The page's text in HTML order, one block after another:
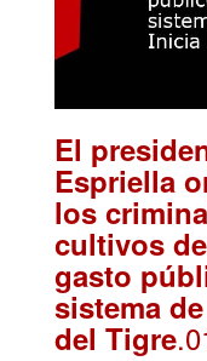
El
Espriella
los
cultivos
gasto
sistema
del Tigre